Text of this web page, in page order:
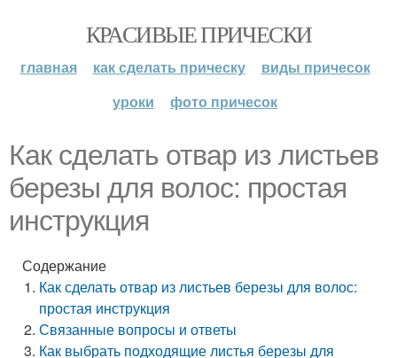
КРАСИВЫЕ ПРИЧЕСКИ
главная как сделать прическу
виды причесок
уроки
фото причесок
Как сделать отвар из листьев
березы для волос: простая
инструкция
Содержание
Как сделать отвар из листьев березы для волос:
простая инструкция
Связанные вопросы и ответы
Как выбрать подходящие листья березы для